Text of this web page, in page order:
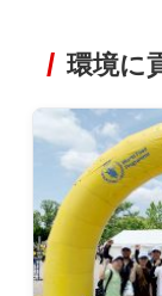
環境に